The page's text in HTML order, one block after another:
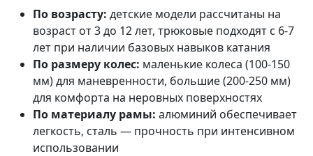
По возрасту: детские модели рассчитаны на
возраст от 3 до 12 лет, трюковые подходят с 6-7
лет при наличии базовых навыков катания
По размеру колес: маленькие колеса (100-150
мм) для маневренности, большие (200-250 мм)
для комфорта на неровных поверхностях
По материалу рамы: алюминий обеспечивает
легкость, сталь — прочность при интенсивном
использовании